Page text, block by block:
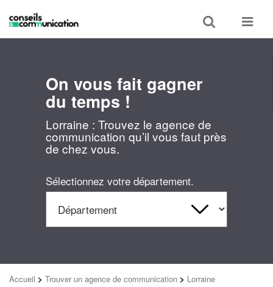
Toggle
search
Toggle
On vous fait gagner
du temps !
Lorraine : Trouvez le agence de
communication qu’il vous faut près
de chez vous.
Sélectionnez votre département.
Accueil > Trouver un agence de communication > Lorraine